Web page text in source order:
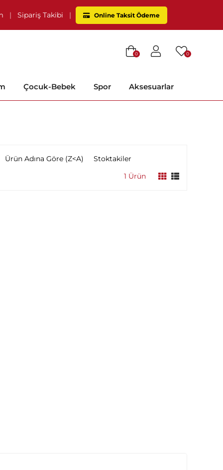
| Sipariş Takibi | Online Taksit Ödeme
0
0
Çocuk-Bebek Spor Aksesuarlar
Ürün Adına Göre (Z<A)
Stoktakiler
1 Ürün